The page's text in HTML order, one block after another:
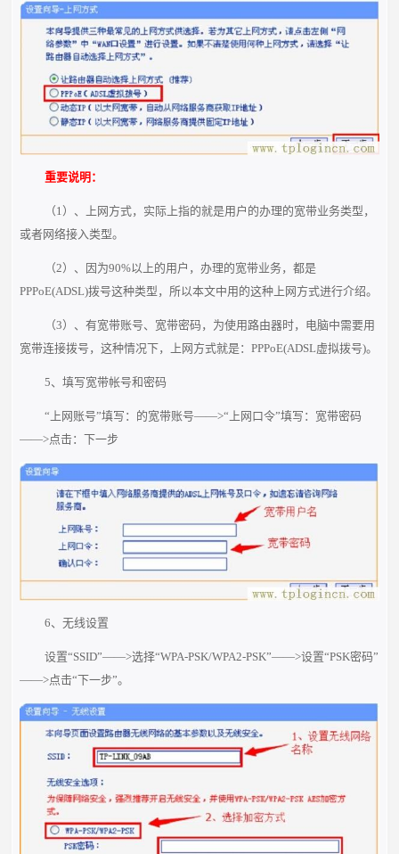
重要说明：
（1）、上网方式，实际上指的就是用户的办理的宽带业务类型，
或者网络接入类型。
（2）、因为90%以上的用户，办理的宽带业务，都是
PPPoE(ADSL)拨号这种类型，所以本文中用的这种上网方式进行介绍。
（3）、有宽带账号、宽带密码，为使用路由器时，电脑中需要用
宽带连接拨号，这种情况下，上网方式就是：PPPoE(ADSL虚拟拨号)。
5、填写宽带帐号和密码
“上网账号”填写：的宽带账号——>“上网口令”填写：宽带密码
——>点击：下一步
6、无线设置
设置“SSID”——>选择“WPA-PSK/WPA2-PSK”——>设置“PSK密码”
——>点击“下一步”。